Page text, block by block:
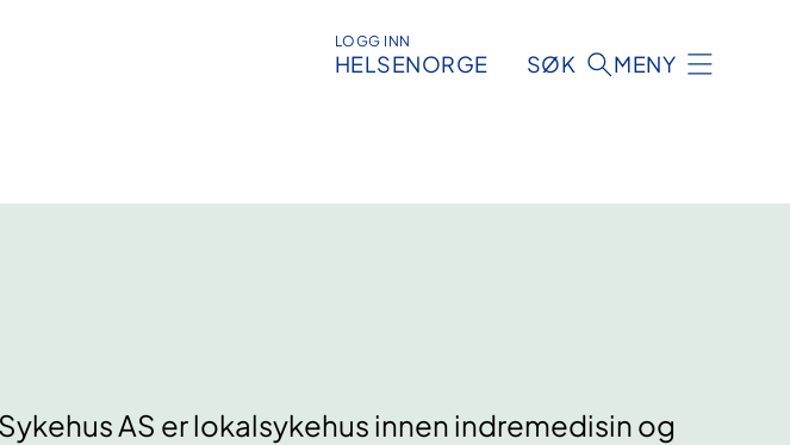
LOGG INN
HELSENORGE SØK MENY
AS er lokalsykehus innen indremedisin og